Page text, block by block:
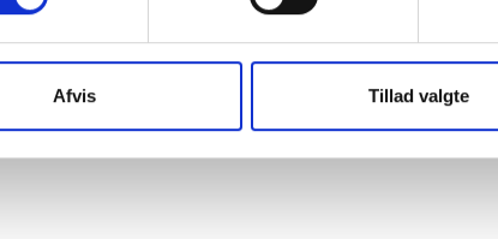
Afvis Tillad valgte